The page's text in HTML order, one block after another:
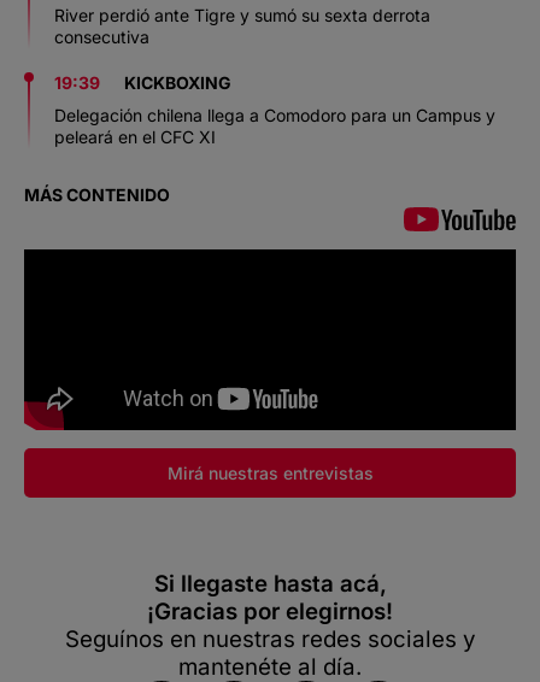
River perdió ante Tigre y sumó su sexta derrota
consecutiva
19:39
KICKBOXING
Delegación chilena llega a Comodoro para un Campus y
peleará en el CFC XI
MÁS CONTENIDO
Mirá nuestras entrevistas
Si llegaste hasta acá,
¡Gracias por elegirnos!
Seguínos en nuestras redes sociales y
mantenéte al día.